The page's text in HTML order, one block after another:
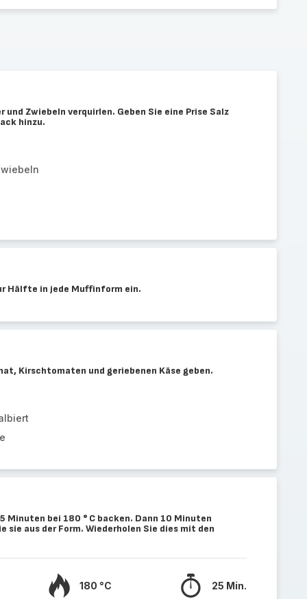
und Zwiebeln verquirlen. Geben Sie eine Prise Salz
hinzu.
Hälfte in jede Muffinform ein.
Kirschtomaten und geriebenen Käse geben.
Minuten bei 180 ° C backen. Dann 10 Minuten
sie aus der Form. Wiederholen Sie dies mit den
180 °C 25 Min.